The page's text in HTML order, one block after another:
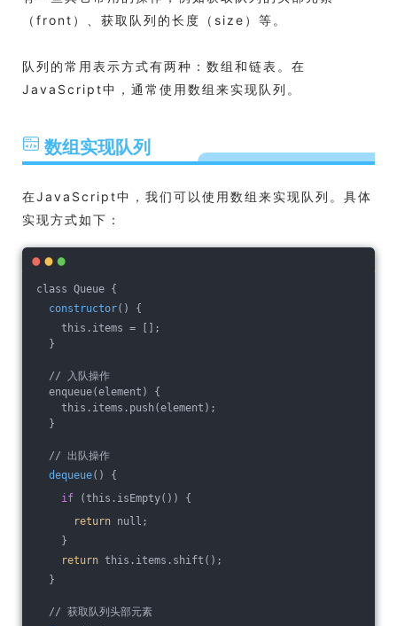
（front）、获取队列的长度（size）等。
队列的常用表示方式有两种：数组和链表。在
JavaScript中，通常使用数组来实现队列。
数组实现队列
在JavaScript中，我们可以使用数组来实现队列。具体
实现方式如下：
class Queue {
constructor() {
this.items = [];
}
// 入队操作
enqueue(element) {
this.items.push(element);
}
// 出队操作
dequeue() {
if (this.isEmpty()) {
return null;
}
return this.items.shift();
}
// 获取队列头部元素